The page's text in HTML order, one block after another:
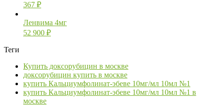
367 ₽
Ленвима 4мг
52 900 ₽
Теги
Купить доксорубицин в москве
доксорубицин купить в москве
купить Кальциумфолинат-эбеве 10мг/мл 10мл №1
купить Кальциумфолинат-эбеве 10мг/мл 10мл №1 в
москве